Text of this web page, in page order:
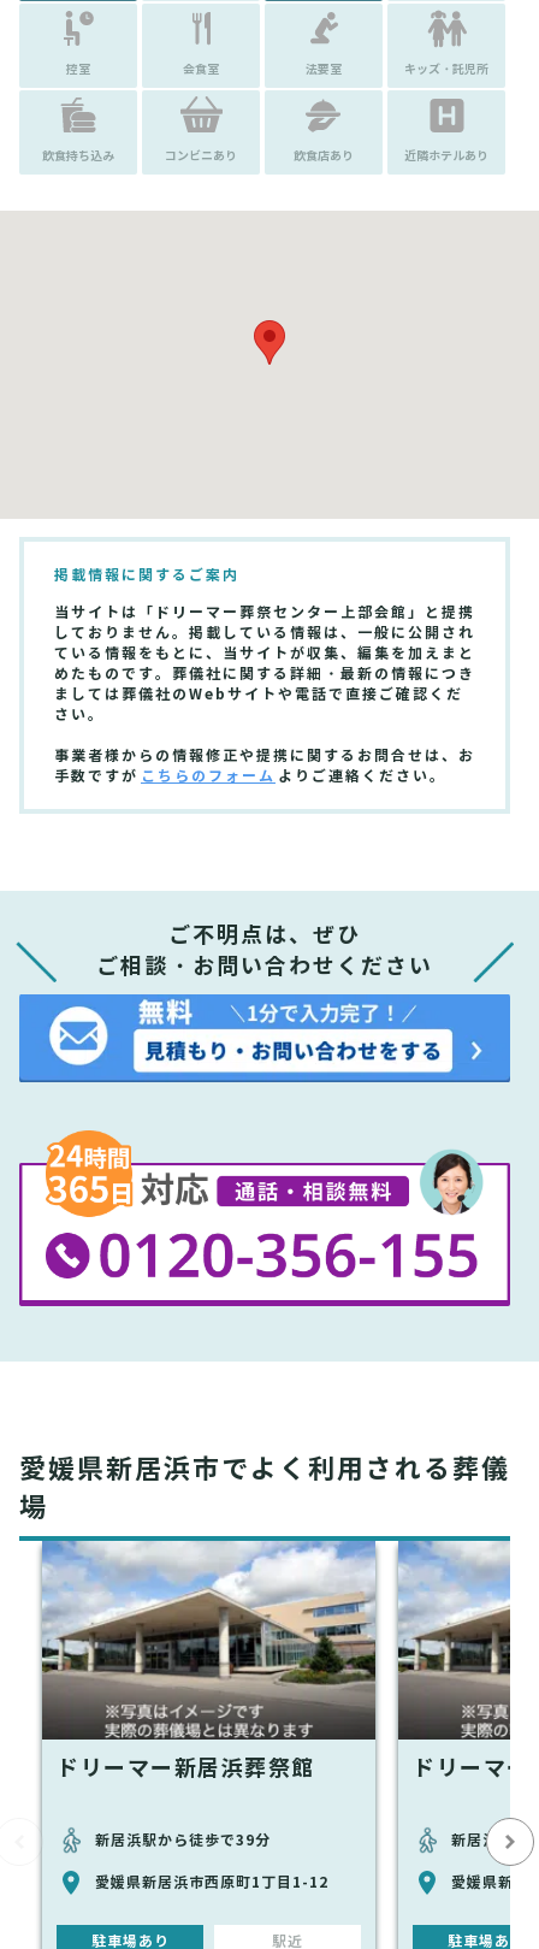
控室 会食室 法要室 キッズ・託児所
飲食持ち込み コンビニあり 飲食店あり 近隣ホテルあり
掲載情報に関するご案内
当サイトは「ドリーマー葬祭センター上部会館」と提携
しておりません。掲載している情報は、一般に公開され
ている情報をもとに、当サイトが収集、編集を加えまと
めたものです。葬儀社に関する詳細・最新の情報につき
ましては葬儀社のWebサイトや電話で直接ご確認くだ
さい。
事業者様からの情報修正や提携に関するお問合せは、お
手数ですが こちらのフォーム よりご連絡ください。
ご不明点は、ぜひ
ご相談・お問い合わせください
愛媛県新居浜市でよく利用される葬儀
場
ドリーマー新居浜葬祭館
新居浜駅から徒歩で39分
愛媛県新居浜市西原町1丁目1-12
駐車場あり 駅近
ドリーマ
新居浜駅か
愛媛県新居
駐車場あり